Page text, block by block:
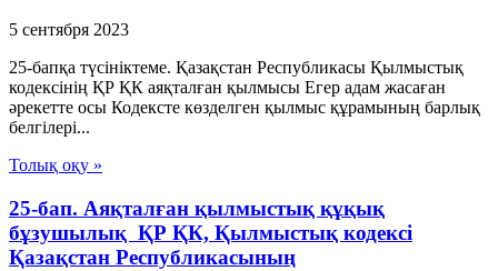
5 сентября 2023
25-бапқа түсініктеме. Қазақстан Республикасы Қылмыстық
кодексінің ҚР ҚК аяқталған қылмысы Егер адам жасаған
әрекетте осы Кодексте көзделген қылмыс құрамының барлық
белгілері...
Толық оқу »
25-бап. Аяқталған қылмыстық құқық
бұзушылық ҚР ҚК, Қылмыстық кодексi
Қазақстан Республикасының